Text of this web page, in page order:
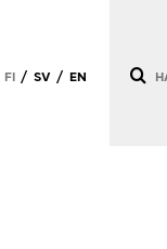
FI / SV / EN